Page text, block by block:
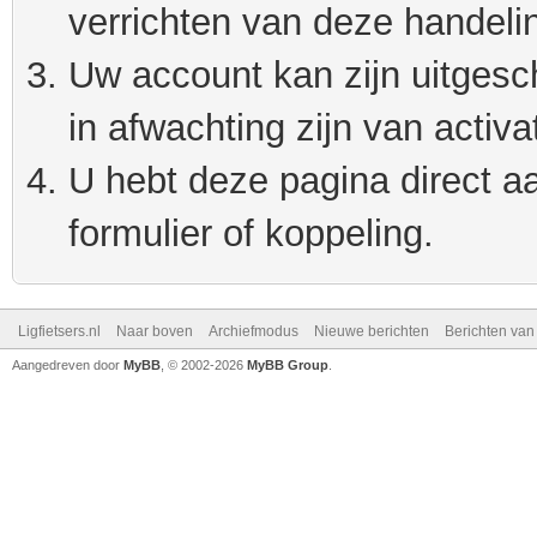
verrichten van deze
Uw account kan zijn
in afwachting zijn van
U hebt deze pagina direct
formulier of koppeling.
Ligfietsers.nl Naar boven Archiefmodus Nieuwe berichten Berichten
Aangedreven door MyBB , © 2002-2026 MyBB Group